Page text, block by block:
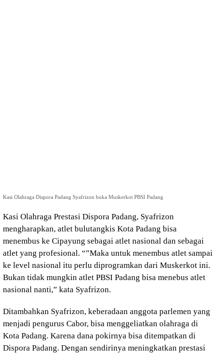
Kasi Olahraga Dispora Padang Syafrizon buka Muskerkot PBSI Padang
Kasi Olahraga Prestasi Dispora Padang, Syafrizon
mengharapkan, atlet bulutangkis Kota Padang bisa
menembus ke Cipayung sebagai atlet nasional dan sebagai
atlet yang profesional. “”Maka untuk menembus atlet sampai
ke level nasional itu perlu diprogramkan dari Muskerkot ini.
Bukan tidak mungkin atlet PBSI Padang bisa menebus atlet
nasional nanti,” kata Syafrizon.
Ditambahkan Syafrizon, keberadaan anggota parlemen yang
menjadi pengurus Cabor, bisa menggeliatkan olahraga di
Kota Padang. Karena dana pokirnya bisa ditempatkan di
Dispora Padang. Dengan sendirinya meningkatkan prestasi